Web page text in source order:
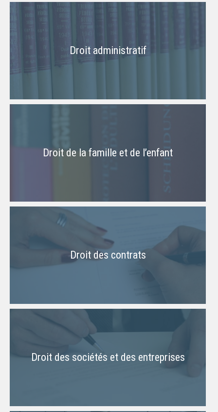
Droit administratif
Droit de la famille et de l’enfant
Droit des contrats
Droit des sociétés et des entreprises